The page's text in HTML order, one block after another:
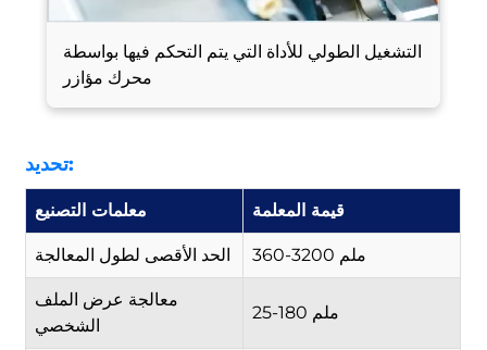
التشغيل الطولي للأداة التي يتم التحكم فيها بواسطة
محرك مؤازر
تحديد:
معلمات التصنيع قيمة المعلمة
الحد الأقصى لطول المعالجة 360-3200 ملم
معالجة عرض الملف
الشخصي
25-180 ملم